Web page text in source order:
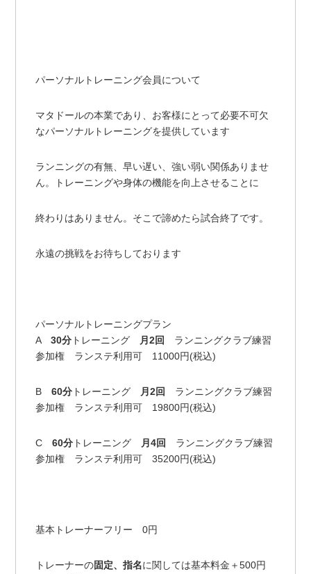
パーソナルトレーニング会員について
マタドールの本業であり、お客様にとって必要不可欠
なパーソナルトレーニングを提供しています
ランニングの有無、早い遅い、強い弱い関係ありませ
ん。トレーニングや身体の機能を向上させることに
終わりはありません。そこで諦めたら試合終了です。
永遠の挑戦をお待ちしております
パーソナルトレーニングプラン
A30分 トレーニング 月2回
ランニングクラブ練習
参加権 ランステ利用可 11000円(税込)
B60分 トレーニング 月2回
ランニングクラブ練習
参加権 ランステ利用可 19800円(税込)
C60分 トレーニング 月4回
ランニングクラブ練習
参加権 ランステ利用可 35200円(税込)
基本トレーナーフリー 0円
トレーナーの固定、指名に関しては基本料金＋500円